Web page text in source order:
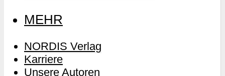
MEHR
NORDIS Verlag
Karriere
Unsere Autoren